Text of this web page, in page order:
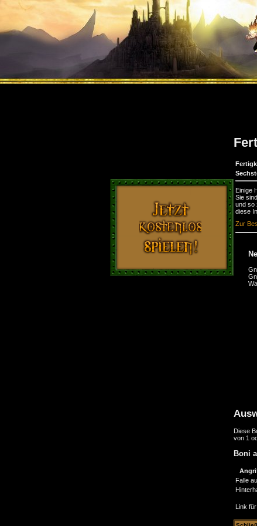
Einige
Sie
und so
diese
Zur
Diese
von 1
Boni
Falle
Link